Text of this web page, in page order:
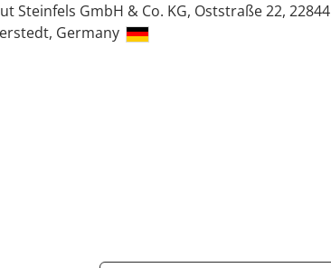
Steinfels GmbH & Co. KG, Oststraße 22, 22844
Germany